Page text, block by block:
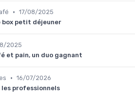
• 17/08/2025
box petit déjeuner
2025
et pain, un duo gagnant
• 16/07/2026
les professionnels